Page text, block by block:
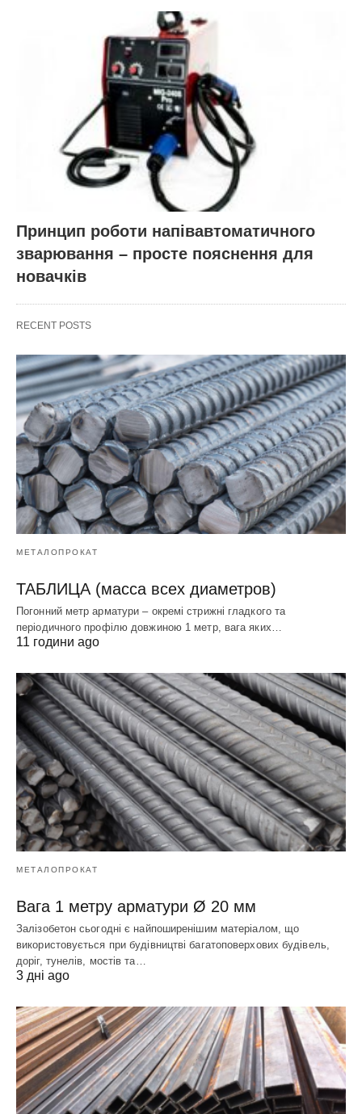
Принцип роботи напівавтоматичного
зварювання – просте пояснення для
новачків
RECENT POSTS
МЕТАЛОПРОКАТ
ТАБЛИЦА (масса всех диаметров)
Погонний метр арматури – окремі стрижні гладкого та
періодичного профілю довжиною 1 метр, вага яких…
11 години ago
МЕТАЛОПРОКАТ
Вага 1 метру арматури Ø 20 мм
Залізобетон сьогодні є найпоширенішим матеріалом, що
використовується при будівництві багатоповерхових будівель,
доріг, тунелів, мостів та…
3 дні ago